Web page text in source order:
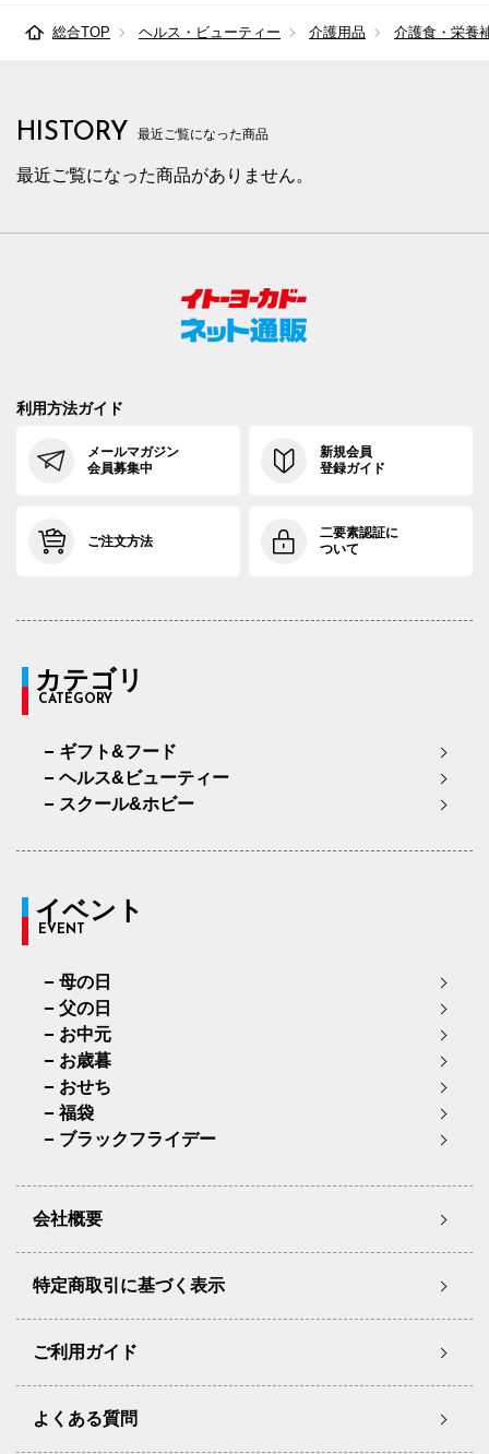
総合TOP ヘルス・ビューティー 介護用品 介護食・栄養
HISTORY 最近ご覧になった商品
最近ご覧になった商品がありません。
利用方法ガイド
メールマガジン
会員募集中
新規会員
登録ガイド
ご注文方法
二要素認証に
ついて
カテゴリ
CATEGORY
ギフト&フード
ヘルス&ビューティー
スクール&ホビー
イベント
EVENT
母の日
父の日
お中元
お歳暮
おせち
福袋
ブラックフライデー
会社概要
特定商取引に基づく表示
ご利用ガイド
よくある質問